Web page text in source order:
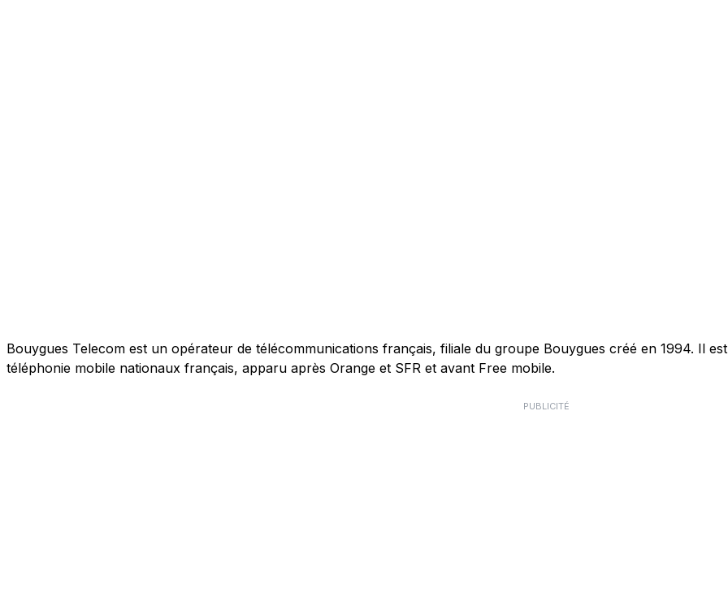
Bouygues Telecom est un opérateur de télécommunications français, filiale du groupe Bouygues créé en 1994. Il
téléphonie mobile nationaux français, apparu après Orange et SFR et avant Free mobile.
PUBLICITÉ